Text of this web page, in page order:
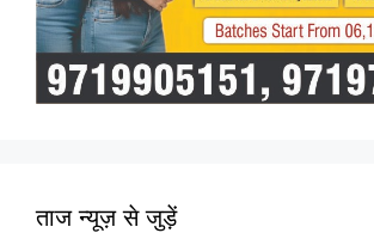
ताज न्यूज़ से जुड़ें